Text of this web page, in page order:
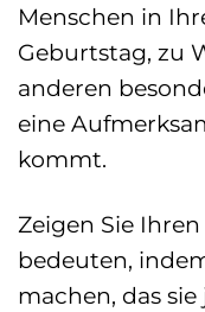
Menschen in
Geburtstag, zu
anderen
eine
kommt.
Zeigen Sie
bedeuten,
machen, das